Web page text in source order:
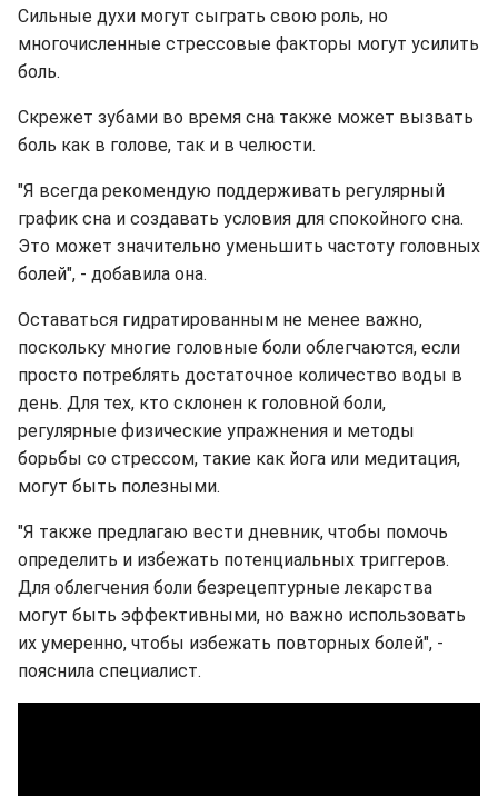
Сильные духи могут сыграть свою роль, но
многочисленные стрессовые факторы могут усилить
боль.
Скрежет зубами во время сна также может вызвать
боль как в голове, так и в челюсти.
"Я всегда рекомендую поддерживать регулярный
график сна и создавать условия для спокойного сна.
Это может значительно уменьшить частоту головных
болей", - добавила она.
Оставаться гидратированным не менее важно,
поскольку многие головные боли облегчаются, если
просто потреблять достаточное количество воды в
день. Для тех, кто склонен к головной боли,
регулярные физические упражнения и методы
борьбы со стрессом, такие как йога или медитация,
могут быть полезными.
"Я также предлагаю вести дневник, чтобы помочь
определить и избежать потенциальных триггеров.
Для облегчения боли безрецептурные лекарства
могут быть эффективными, но важно использовать
их умеренно, чтобы избежать повторных болей", -
пояснила специалист.